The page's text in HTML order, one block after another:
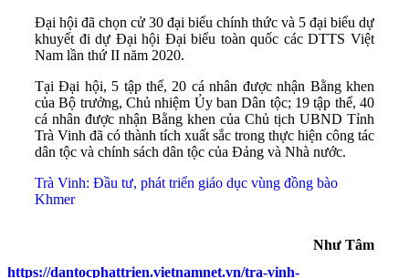
Đại hội đã chọn cử 30 đại biểu chính thức và 5 đại biểu dự
khuyết đi dự Đại hội Đại biểu toàn quốc các DTTS Việt
Nam lần thứ II năm 2020.
Tại Đại hội, 5 tập thể, 20 cá nhân được nhận Bằng khen
của Bộ trưởng, Chủ nhiệm Ủy ban Dân tộc; 19 tập thể, 40
cá nhân được nhận Bằng khen của Chủ tịch UBND Tỉnh
Trà Vinh đã có thành tích xuất sắc trong thực hiện công tác
dân tộc và chính sách dân tộc của Đảng và Nhà nước.
Trà Vinh: Đầu tư, phát triển giáo dục vùng đồng bào
Khmer
Như Tâm
https://dantocphattrien.vietnamnet.vn/tra-vinh-